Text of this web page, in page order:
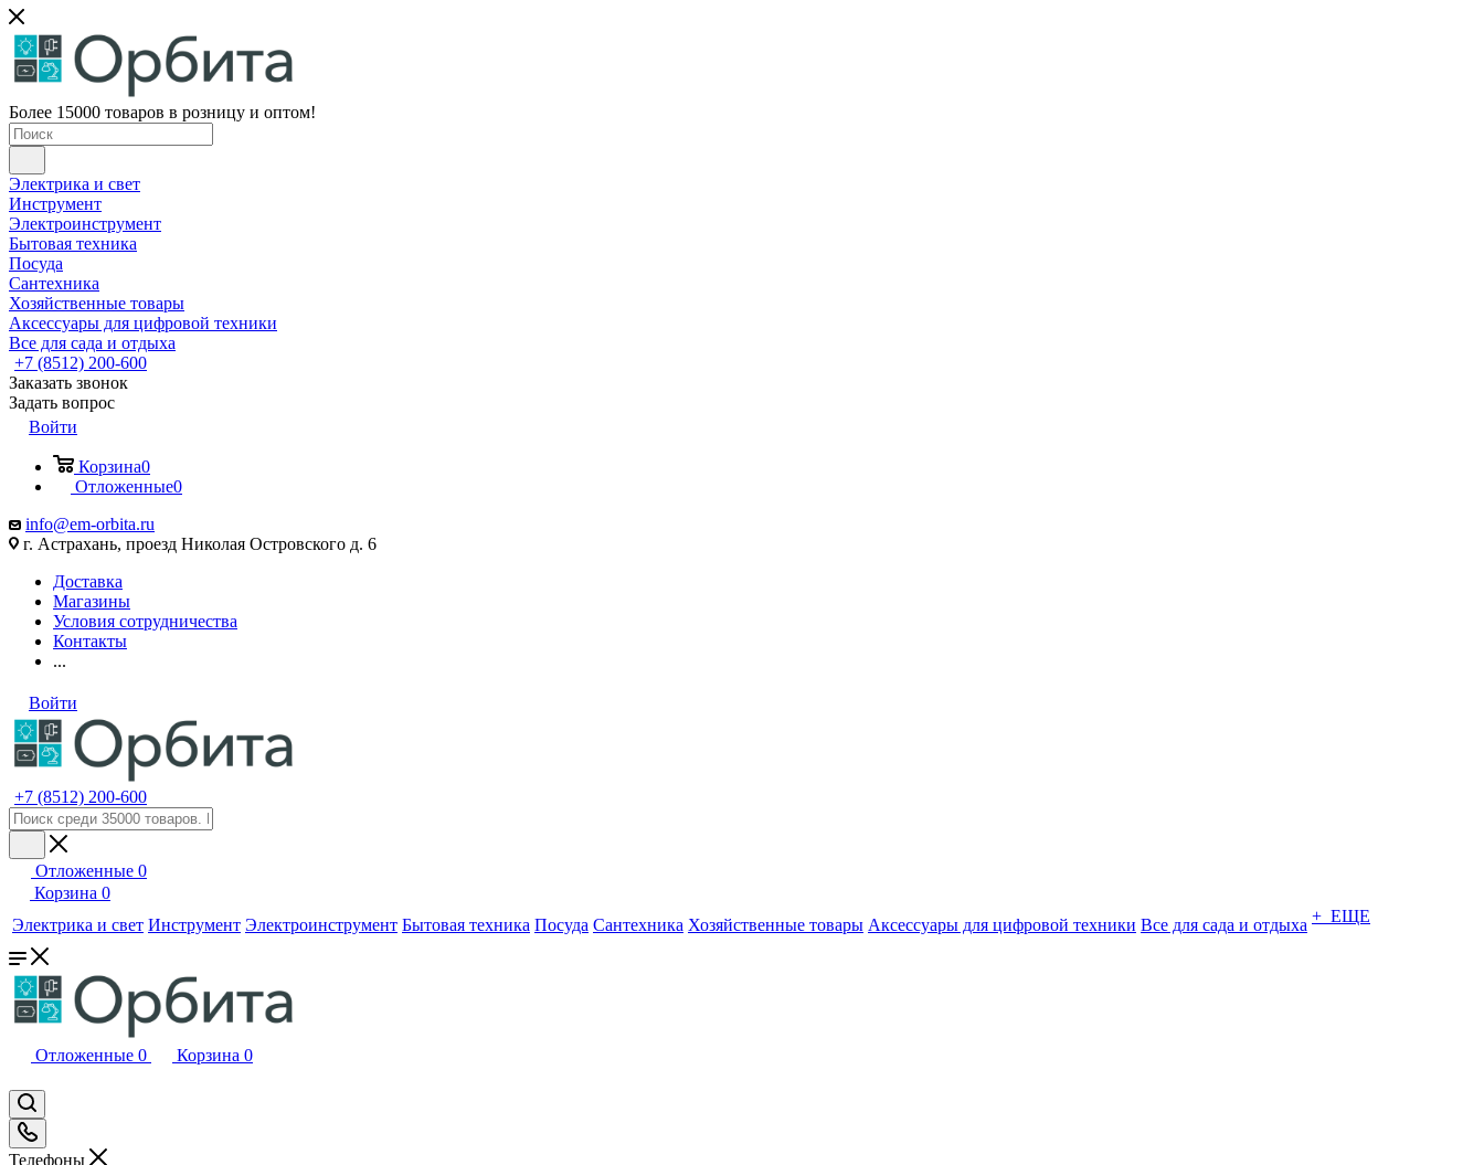
Более 15000 товаров в розницу и оптом!
Электрика и свет
Инструмент
Электроинструмент
Бытовая техника
Посуда
Сантехника
Хозяйственные товары
Аксессуары для цифровой техники
Все для сада и отдыха
+7 (8512) 200-600
Заказать звонок
Задать вопрос
Войти
Корзина0
Отложенные0
info@em-orbita.ru
г. Астрахань, проезд Николая Островского д. 6
Доставка
Магазины
Условия сотрудничества
Контакты
...
Войти
+7 (8512) 200-600
Отложенные 0
Корзина 0
Электрика и свет Инструмент Электроинструмент Бытовая техника Посуда Сантехника Хозяйственные товары Аксессуары для цифровой техники Все для сада и отдыха + ЕЩЕ
Отложенные 0 Корзина 0
Телефоны